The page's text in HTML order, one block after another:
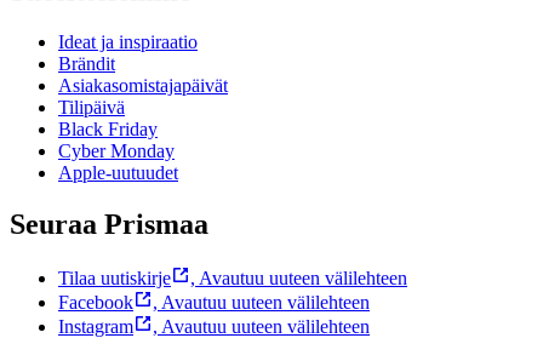
Ideat ja inspiraatio
Brändit
Asiakasomistajapäivät
Tilipäivä
Black Friday
Cyber Monday
Apple-uutuudet
Seuraa Prismaa
Tilaa uutiskirje , Avautuu uuteen välilehteen
Facebook
, Avautuu uuteen välilehteen
Instagram
, Avautuu uuteen välilehteen